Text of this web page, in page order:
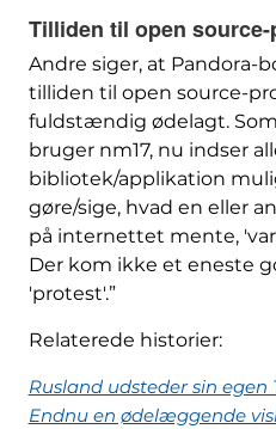
Tilliden til open
Andre siger, at Pandora-
tilliden til open source-
fuldstændig ødelagt.
bruger nm17, nu indser
bibliotek/applikation
gøre/sige, hvad en eller
på internettet mente,
Der kom ikke et eneste
'protest'.”
Relaterede historier:
Rusland udsteder sin
Endnu en ødelæggende